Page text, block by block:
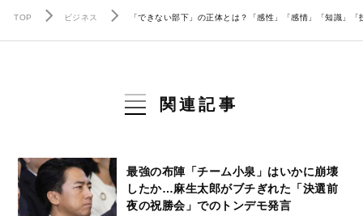
TOP ビジネス 「できない部下」の正体とは？「感性」「感情」「知識」
関連記事
最強の布陣「チーム小泉」はいかに崩壊
したか…麻生太郎がブチぎれた「決選前
夜の祝勝会」でのトンデモ発言